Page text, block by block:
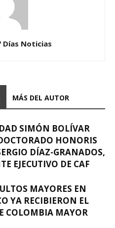
Días Noticias
MÁS DEL AUTOR
SIMÓN BOLÍVAR
HONORIS
DÍAZ-GRANADOS,
EJECUTIVO DE CAF
MAYORES EN
YA RECIBIERON EL
COLOMBIA MAYOR